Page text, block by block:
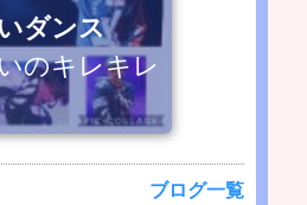
ダンス
のキレキレ
ブログ一覧